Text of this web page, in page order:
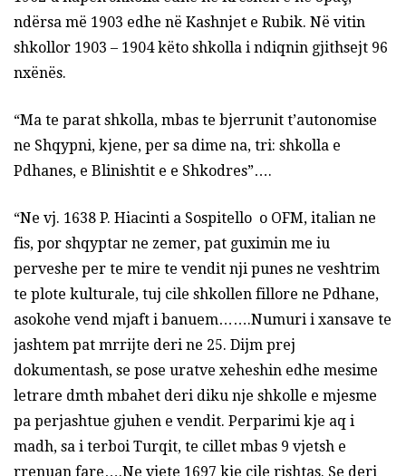
ndërsa më 1903 edhe në Kashnjet e Rubik. Në vitin
shkollor 1903 – 1904 këto shkolla i ndiqnin gjithsejt 96
nxënës.
“Ma te parat shkolla, mbas te bjerrunit t’autonomise
ne Shqypni, kjene, per sa dime na, tri: shkolla e
Pdhanes, e Blinishtit e e Shkodres”….
“Ne vj. 1638 P. Hiacinti a Sospitello o OFM, italian ne
fis, por shqyptar ne zemer, pat guximin me iu
perveshe per te mire te vendit nji punes ne veshtrim
te plote kulturale, tuj cile shkollen fillore ne Pdhane,
asokohe vend mjaft i banuem…….Numuri i xansave te
jashtem pat mrrijte deri ne 25. Dijm prej
dokumentash, se pose uratve xeheshin edhe mesime
letrare dmth mbahet deri diku nje shkolle e mjesme
pa perjashtue gjuhen e vendit. Perparimi kje aq i
madh, sa i terboi Turqit, te cillet mbas 9 vjetsh e
rrenuan fare….Ne vjete 1697 kje cile rishtas. Se deri